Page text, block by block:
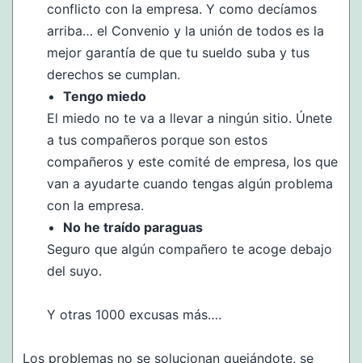
conflicto con la empresa. Y como decíamos
arriba… el Convenio y la unión de todos es la
mejor garantía de que tu sueldo suba y tus
derechos se cumplan.
Tengo miedo
El miedo no te va a llevar a ningún sitio. Únete
a tus compañeros porque son estos
compañeros y este comité de empresa, los que
van a ayudarte cuando tengas algún problema
con la empresa.
No he traído paraguas
Seguro que algún compañero te acoge debajo
del suyo.
Y otras 1000 excusas más….
Los problemas no se solucionan quejándote, se